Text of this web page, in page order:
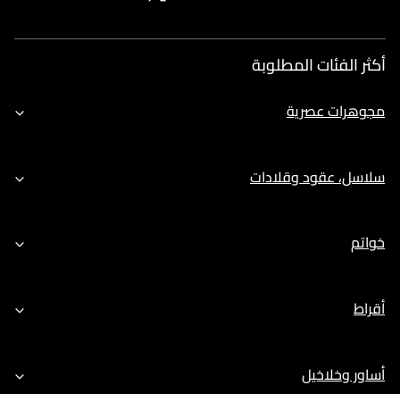
أكثر الفئات المطلوبة
مجوهرات عصرية
سلاسل، عقود وقلادات
خواتم
أقراط
أساور وخلاخيل